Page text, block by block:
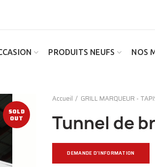
PRODUITS NEUFS NOS
SOLD
OUT
Accueil GRILL MARQUEUR -
Tunnel de
DEMANDE D'INFORMATION